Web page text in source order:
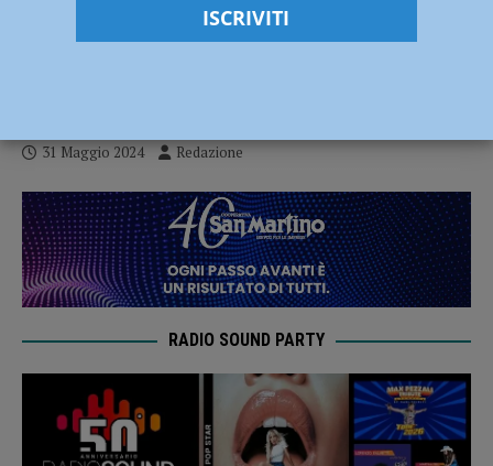
Sciopero del trasporto pubblico lunedì 3
31 Maggio 2024 Redazione
RADIO SOUND PARTY